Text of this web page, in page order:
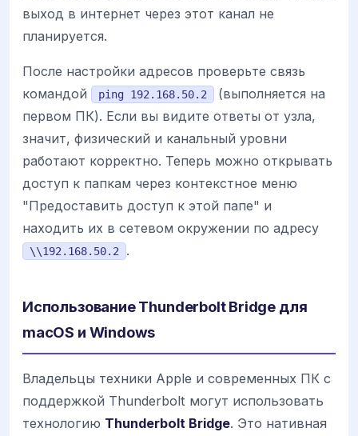
выход в интернет через этот канал не
планируется.
После настройки адресов проверьте связь
командой
ping 192.168.50.2
(выполняется на
первом ПК). Если вы видите ответы от узла,
значит, физический и канальный уровни
работают корректно. Теперь можно открывать
доступ к папкам через контекстное меню
"Предоставить доступ к этой папе" и
находить их в сетевом окружении по адресу
\\192.168.50.2 .
Использование Thunderbolt Bridge для
macOS и Windows
Владельцы техники Apple и современных ПК с
поддержкой Thunderbolt могут использовать
технологию Thunderbolt Bridge. Это нативная